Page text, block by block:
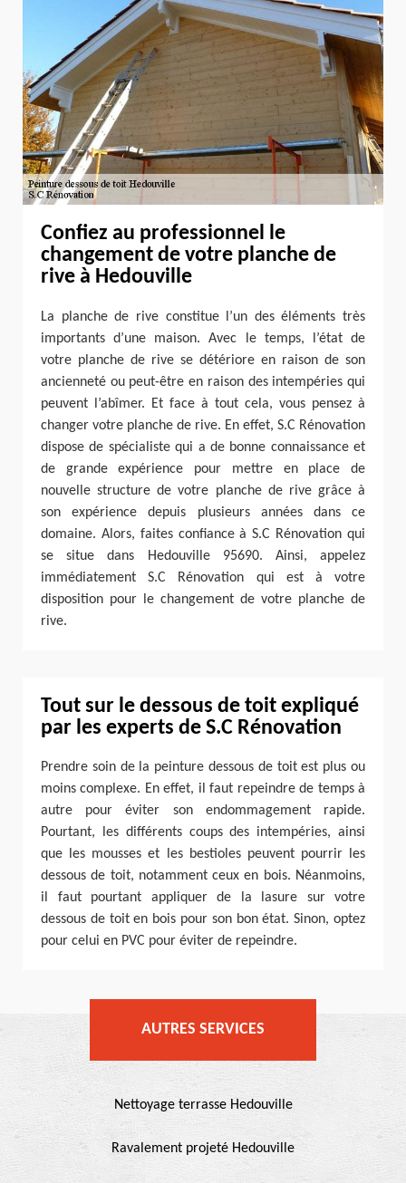
Confiez au professionnel le
changement de votre planche de
rive à Hedouville
La planche de rive constitue l’un des éléments très
importants d’une maison. Avec le temps, l’état de
votre planche de rive se détériore en raison de son
ancienneté ou peut-être en raison des intempéries qui
peuvent l’abîmer. Et face à tout cela, vous pensez à
changer votre planche de rive. En effet, S.C Rénovation
dispose de spécialiste qui a de bonne connaissance et
de grande expérience pour mettre en place de
nouvelle structure de votre planche de rive grâce à
son expérience depuis plusieurs années dans ce
domaine. Alors, faites confiance à S.C Rénovation qui
se situe dans Hedouville 95690. Ainsi, appelez
immédiatement S.C Rénovation qui est à votre
disposition pour le changement de votre planche de
rive.
Tout sur le dessous de toit expliqué
par les experts de S.C Rénovation
Prendre soin de la peinture dessous de toit est plus ou
moins complexe. En effet, il faut repeindre de temps à
autre pour éviter son endommagement rapide.
Pourtant, les différents coups des intempéries, ainsi
que les mousses et les bestioles peuvent pourrir les
dessous de toit, notamment ceux en bois. Néanmoins,
il faut pourtant appliquer de la lasure sur votre
dessous de toit en bois pour son bon état. Sinon, optez
pour celui en PVC pour éviter de repeindre.
AUTRES SERVICES
Nettoyage terrasse Hedouville
Ravalement projeté Hedouville